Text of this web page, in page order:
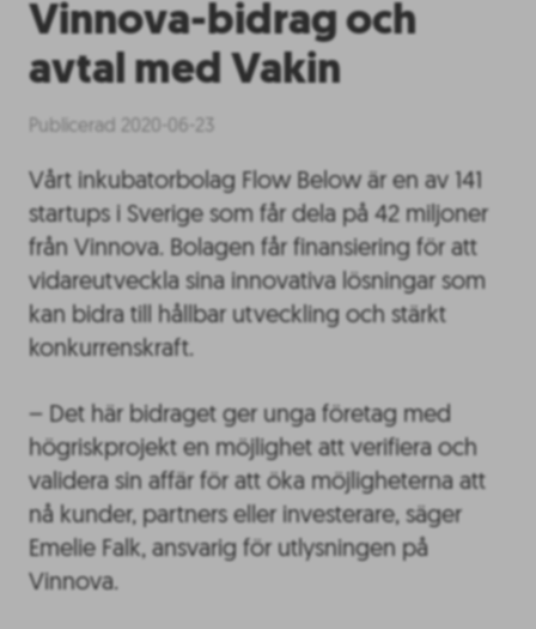
Vinnova-bidrag och
avtal med Vakin
Publicerad 2020-06-23
Vårt inkubatorbolag Flow Below är en av 141
startups i Sverige som får dela på 42 miljoner
från Vinnova. Bolagen får finansiering för att
vidareutveckla sina innovativa lösningar som
kan bidra till hållbar utveckling och stärkt
konkurrenskraft.
– Det här bidraget ger unga företag med
högriskprojekt en möjlighet att verifiera och
validera sin affär för att öka möjligheterna att
nå kunder, partners eller investerare, säger
Emelie Falk, ansvarig för utlysningen på
Vinnova.